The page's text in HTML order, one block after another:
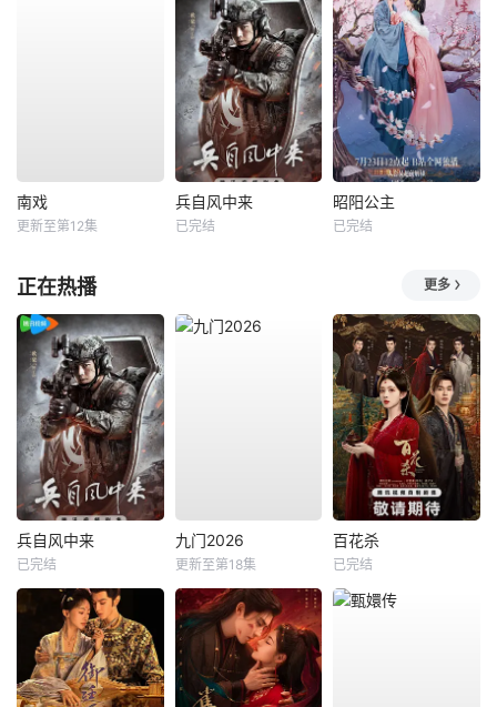
南戏
更新至第12集
兵自风中来
已完结
昭阳公主
已完结
正在热播 更多
兵自风中来
已完结
九门2026
更新至第18集
百花杀
已完结